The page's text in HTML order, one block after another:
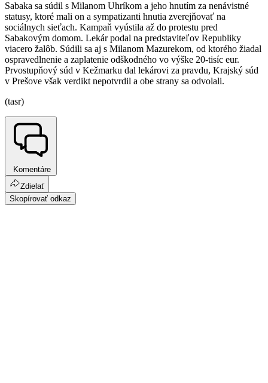
Sabaka sa súdil s Milanom Uhríkom a jeho hnutím za nenávistné
statusy, ktoré mali on a sympatizanti hnutia zverejňovať na
sociálnych sieťach. Kampaň vyústila až do protestu pred
Sabakovým domom. Lekár podal na predstaviteľov Republiky
viacero žalôb. Súdili sa aj s Milanom Mazurekom, od ktorého žiadal
ospravedlnenie a zaplatenie odškodného vo výške 20-tisíc eur.
Prvostupňový súd v Kežmarku dal lekárovi za pravdu, Krajský súd
v Prešove však verdikt nepotvrdil a obe strany sa odvolali.
(tasr)
Komentáre
Zdielať
Skopírovať odkaz